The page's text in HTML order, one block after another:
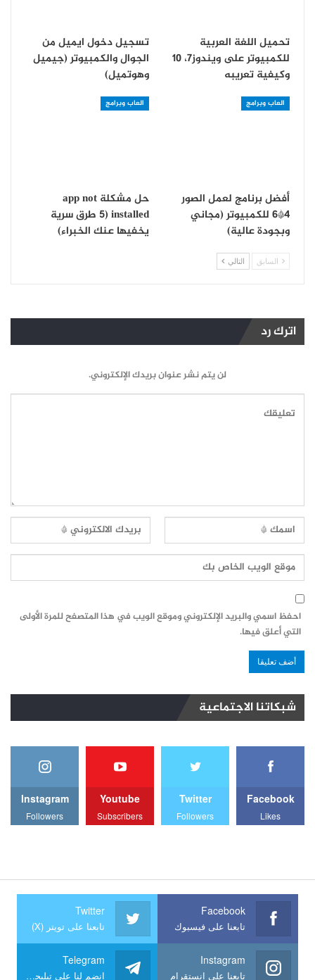
تحميل اللغة العربية
للكمبيوتر على ويندوز7، 10
وكيفية تعريبه
تسجيل دخول ايميل من
الجوال والكمبيوتر (جيميل
وهوتميل)
العاب وبرامج
أفضل برنامج لعمل الصور
4*6 للكمبيوتر (مجاني
وبجودة عالية)
العاب وبرامج
حل مشكلة app not
installed (5 طرق سرية
يخفيها عنك الخبراء)
السابق التالي
اترك رد
لن يتم نشر عنوان بريدك الإلكتروني.
احفظ اسمي والبريد الإلكتروني وموقع الويب في هذا المتصفح للمرة الأولى
التي أعلق فيها.
شبكاتنا الاجتماعية
Facebook
Likes
Twitter
Followers
Youtube
Subscribers
Instagram
Followers
Facebook
تابعنا على فيسبوك
Twitter
تابعنا على تويتر (X)
Instagram
تابعنا على انستقرام
Telegram
انضم لنا على تيليجرام